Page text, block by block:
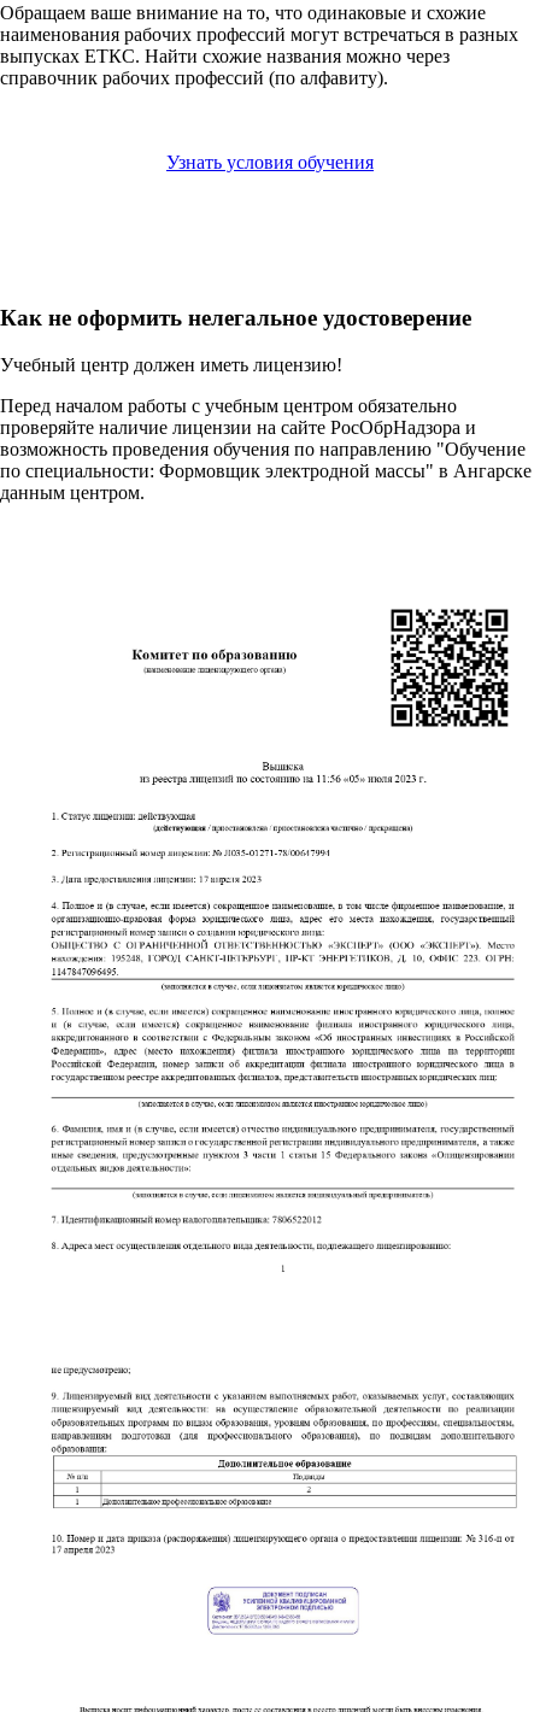
Обращаем ваше внимание на то, что одинаковые и схожие
наименования рабочих профессий могут встречаться в разных
выпусках ЕТКС. Найти схожие названия можно через
справочник рабочих профессий (по алфавиту).
Узнать условия обучения
Как не оформить нелегальное удостоверение
Учебный центр должен иметь лицензию!
Перед началом работы с учебным центром обязательно
проверяйте наличие лицензии на сайте РосОбрНадзора и
возможность проведения обучения по направлению "Обучение
по специальности: Формовщик электродной массы" в Ангарске
данным центром.